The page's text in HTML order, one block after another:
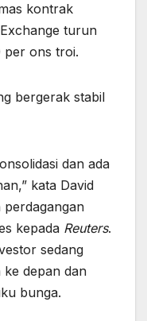
kontrak
turun
per ons troi.
bergerak stabil
dan ada
kata David
perdagangan
kepada Reuters.
sedang
depan dan
bunga.